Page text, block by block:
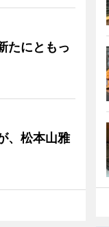
たにともっ
、松本山雅